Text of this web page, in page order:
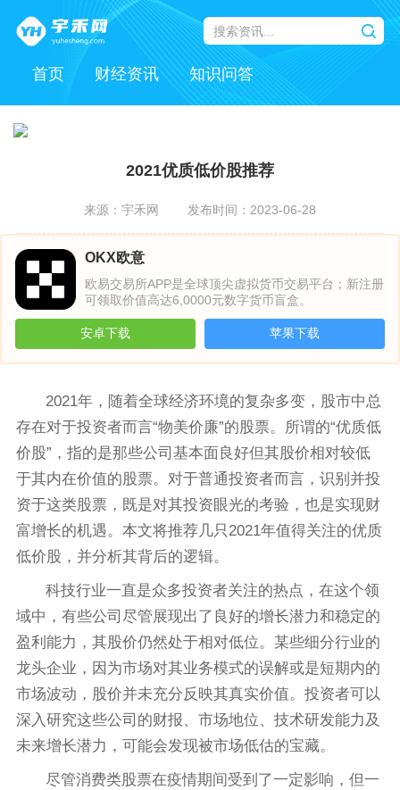
首页 财经资讯 知识问答
2021优质低价股推荐
来源：宇禾网 发布时间：2023-06-28
OKX欧意
欧易交易所APP是全球顶尖虚拟货币交易平台；新注册
可领取价值高达6,0000元数字货币盲盒。
安卓下载 苹果下载
2021年，随着全球经济环境的复杂多变，股市中总
存在对于投资者而言“物美价廉”的股票。所谓的“优质低
价股”，指的是那些公司基本面良好但其股价相对较低
于其内在价值的股票。对于普通投资者而言，识别并投
资于这类股票，既是对其投资眼光的考验，也是实现财
富增长的机遇。本文将推荐几只2021年值得关注的优质
低价股，并分析其背后的逻辑。
科技行业一直是众多投资者关注的热点，在这个领
域中，有些公司尽管展现出了良好的增长潜力和稳定的
盈利能力，其股价仍然处于相对低位。某些细分行业的
龙头企业，因为市场对其业务模式的误解或是短期内的
市场波动，股价并未充分反映其真实价值。投资者可以
深入研究这些公司的财报、市场地位、技术研发能力及
未来增长潜力，可能会发现被市场低估的宝藏。
尽管消费类股票在疫情期间受到了一定影响，但一